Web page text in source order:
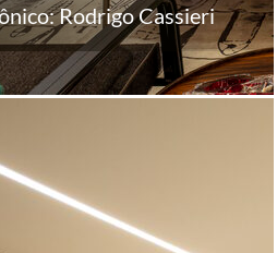
Rodrigo Cassieri